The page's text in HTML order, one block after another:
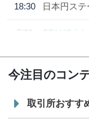
18:30
日本円ス
7/29
SBI VCト
今注目のコン
取引所おすす